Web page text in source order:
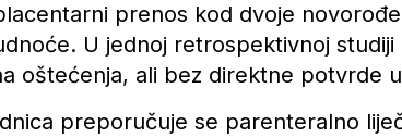
prenos kod dvoje
U jednoj retrospektivnoj studiji
oštećenja, ali bez direktne potvrde
preporučuje se parenteralno